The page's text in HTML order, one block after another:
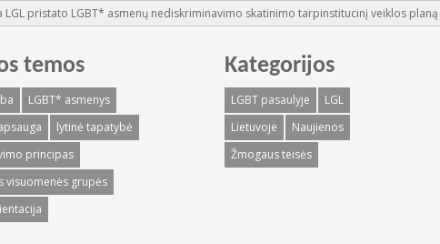
LGL pristato LGBT* asmenų nediskriminavimo skatinimo tarpinstitucinį veiklos planą
temos
LGBT* asmenys
lytinė tapatybė
principas
visuomenės grupės
Kategorijos
LGBT pasaulyje
LGL
Lietuvoje
Naujienos
Žmogaus teisės